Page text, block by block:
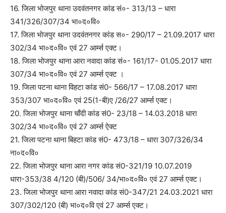
16. जिला भोजपुर थाना उदवंतनगर कांड सं०- 313/13 – धारा
341/326/307/34 भा०द०वि०
17. जिला भोजपुर थाना उदवंतनगर कांड स०- 290/17 – 21.09.2017 धारा
302/34 भा०द०वि० एवं 27 आर्म्स एक्ट।
18. जिला भोजपुर थाना आरा नवादा कांड सं०- 161/17- 01.05.2017 धारा
307/34 भा०द०वि० एवं 27 आर्म्स एक्ट ।
19. जिला पटना थाना विहटा कांड सं0- 566/17 – 17.08.2017 धारा
353/307 भा०द०वि० एवं 25(1-बी)ए /26/27 आर्म्स एक्ट।
20. जिला भोजपुर थाना चाँदी कांड सं0- 23/18 – 14.03.2018 धारा
302/34 भा०द०वि० एवं 27 आर्म्स ऐक्ट
21. जिला पटना थाना बिहटा कांड सं0- 473/18 – धारा 307/326/34
ना०द०वि०
22. जिला भोजपुर थाना आरा नगर कांड सं0-321/19 10.07.2019
धारा-353/38 4/120 (बी)/506/ 34/भा०द०वि० एवं 27 आर्म्स एक्ट।
23. जिला भोजपुर थाना आरा नवादा कांड सं0-347/21 24.03.2021 धारा
307/302/120 (बी) भा०द०वि एवं 27 आर्म्स एक्ट।